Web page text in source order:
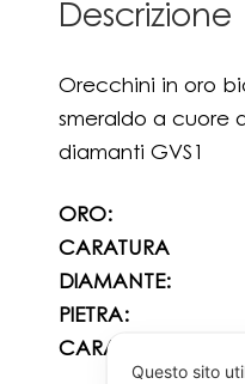
Descrizione
Orecchini in oro
smeraldo a cuore
diamanti GVS1
ORO:
CARATURA
DIAMANTE:
PIETRA:
CARATURA PIETRA:
Questo sito